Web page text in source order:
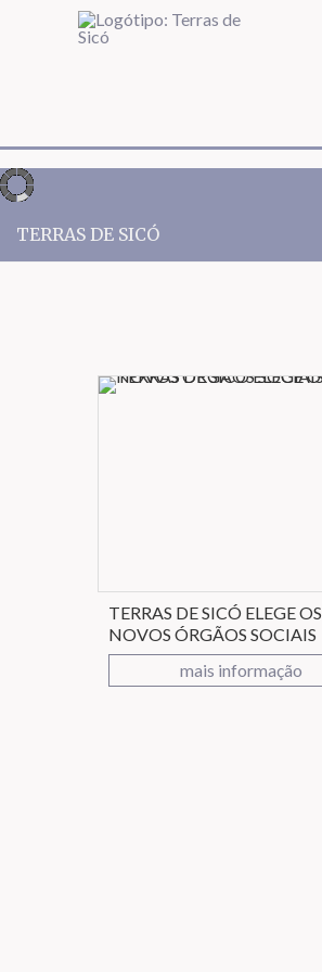
TERRAS DE SICÓ
TERRAS DE SICÓ ELEGE OS
NOVOS ÓRGÃOS SOCIAIS
mais informação